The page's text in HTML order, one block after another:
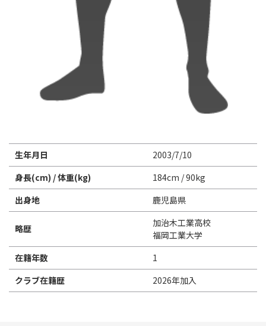
生年月日
2003/7/10
身長(cm) / 体重(kg)
184cm / 90kg
出身地
鹿児島県
略歴
加治木工業高校
福岡工業大学
在籍年数
1
クラブ在籍歴
2026年加入